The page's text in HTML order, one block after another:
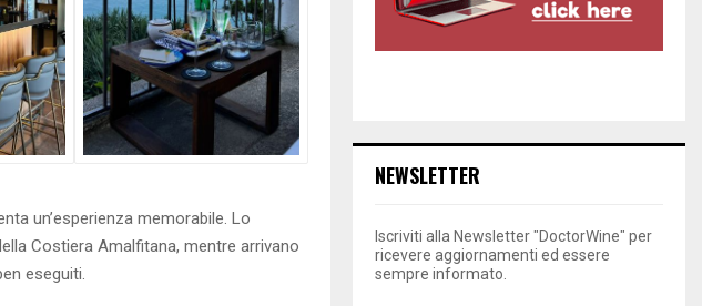
un’esperienza memorabile. Lo
Costiera Amalfitana, mentre arrivano
eseguiti.
NEWSLETTER
Iscriviti alla Newsletter "DoctorWine" per
ricevere aggiornamenti ed essere
sempre informato.